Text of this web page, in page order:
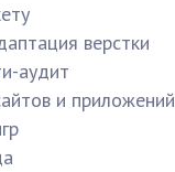
верстки
аудит
и приложений